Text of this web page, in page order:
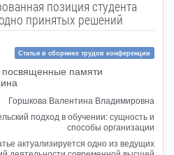
позиция студента
принятых решений
Статья в сборнике трудов конференции
посвященные памяти
Горшкова Валентина Владимировна
подход в обучении: сущность и
способы организации
актуализируется одно из ведущих